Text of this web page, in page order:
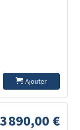
Ajouter
3 890,00 €